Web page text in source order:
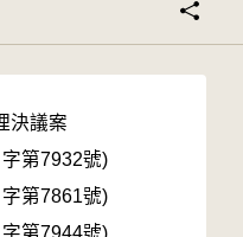
決議案
第7932號)
第7861號)
第7944號)